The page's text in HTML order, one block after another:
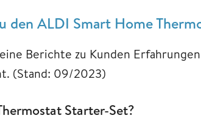
den ALDI Smart Home
Berichte zu Kunden
(Stand: 09/2023)
Starter-Set?